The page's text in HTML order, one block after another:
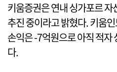
키움증권은 연내 싱가포르
추진 중이라고 밝혔다. 키움
손익은 -7억원으로 아직 적자
다.